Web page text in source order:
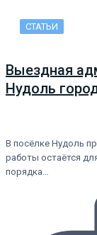
СТАТЬИ
Выездная
Нудоль
В посёлке Нудоль
работы остаётся
порядка…